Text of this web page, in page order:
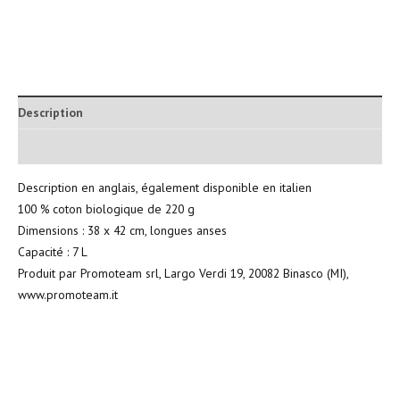
Description
Description en anglais, également disponible en italien
100 % coton biologique de 220 g
Dimensions : 38 x 42 cm, longues anses
Capacité : 7 L
Produit par Promoteam srl, Largo Verdi 19, 20082 Binasco (MI),
www.promoteam.it